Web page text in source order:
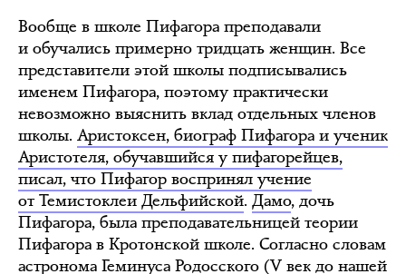
Вообще в школе Пифагора преподавали
и обучались примерно тридцать женщин. Все
представители этой школы подписывались
именем Пифагора, поэтому практически
невозможно выяснить вклад отдельных членов
школы. Аристоксен, биограф Пифагора и ученик
Аристотеля, обучавшийся у пифагорейцев,
писал, что Пифагор воспринял учение
от Темистоклеи Дельфийской. Дамо, дочь
Пифагора, была преподавательницей теории
Пифагора в Кротонской школе. Согласно словам
астронома Геминуса Родосского (V век до нашей